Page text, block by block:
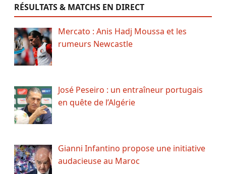
RÉSULTATS & MATCHS EN DIRECT
Mercato : Anis Hadj Moussa et les
rumeurs Newcastle
José Peseiro : un entraîneur portugais
en quête de l’Algérie
Gianni Infantino propose une initiative
audacieuse au Maroc